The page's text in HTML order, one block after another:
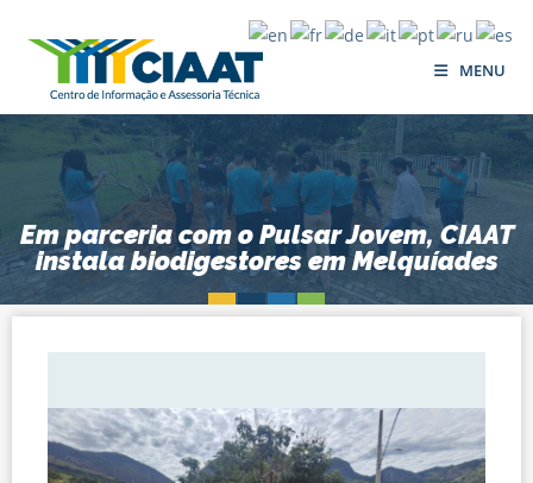
MENU
Em parceria com o Pulsar Jovem, CIAAT
instala biodigestores em Melquíades